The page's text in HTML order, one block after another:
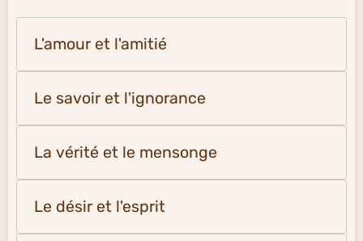
L'amour et l'amitié
Le savoir et l'ignorance
La vérité et le mensonge
Le désir et l'esprit